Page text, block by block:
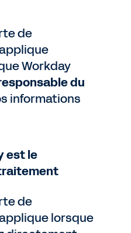
de
Workday
du
informations
est le
de
lorsque